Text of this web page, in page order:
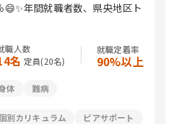
年間就職者数、県央地区ト
職人数
名 定員(20名)
就職定着率
90%以上
体
難病
別カリキュラム
ピアサポート